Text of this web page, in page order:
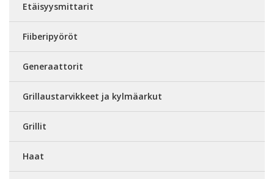
Etäisyysmittarit
Fiiberipyöröt
Generaattorit
Grillaustarvikkeet ja kylmäarkut
Grillit
Haat